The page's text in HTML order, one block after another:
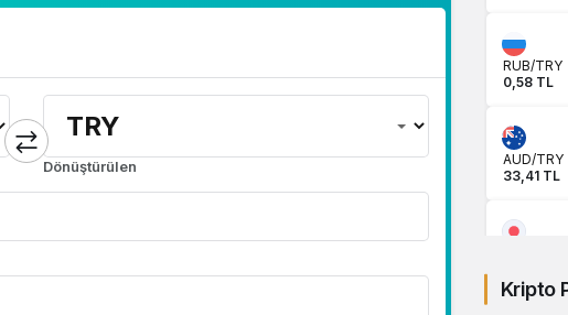
Dönüştürülen
RUB/TRY
0,58 TL
AUD/TRY
33,41 TL
Kripto